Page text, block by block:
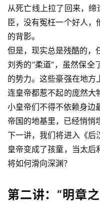
从死亡线上拉了回来，缔
臣，没有冤枉一个好人
的背影。
但是，现实总是残酷的，
刘秀的“柔道”，虽然保全
的势力。这些豪强在地方
连皇帝都惹不起的庞然大
小皇帝们不得不依赖身
帝国的地基里，已经悄悄
下一讲，我们将进入《后
皇帝变成了孩童，当太后
将如何滑向深渊？
第二讲：“明章